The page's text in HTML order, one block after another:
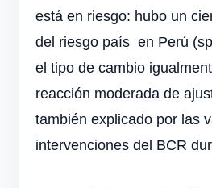
está en riesgo: hubo un
del riesgo país en Perú
el tipo de cambio
reacción moderada de
también explicado por las
intervenciones del BCR